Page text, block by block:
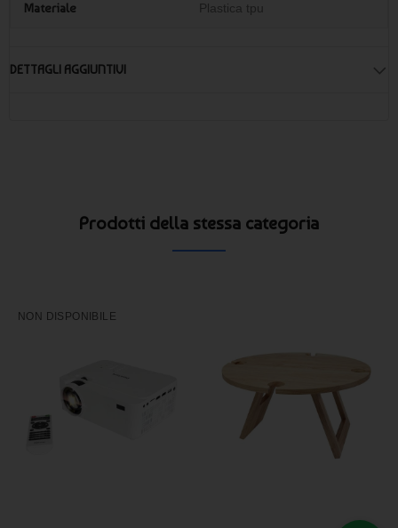
Materiale Plastica tpu
DETTAGLI AGGIUNTIVI
Prodotti della stessa categoria
NON DISPONIBILE